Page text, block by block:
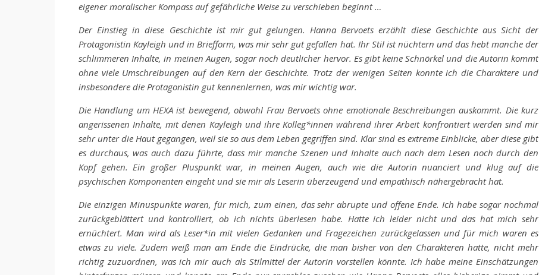
eigener moralischer Kompass auf gefährliche Weise zu verschieben beginnt …
Der Einstieg in diese Geschichte ist mir gut gelungen. Hanna Bervoets erzählt diese Geschichte aus Sicht der
Protagonistin Kayleigh und in Briefform, was mir sehr gut gefallen hat. Ihr Stil ist nüchtern und das hebt manche der
schlimmeren Inhalte, in meinen Augen, sogar noch deutlicher hervor. Es gibt keine Schnörkel und die Autorin kommt
ohne viele Umschreibungen auf den Kern der Geschichte. Trotz der wenigen Seiten konnte ich die Charaktere und
insbesondere die Protagonistin gut kennenlernen, was mir wichtig war.
Die Handlung um HEXA ist bewegend, obwohl Frau Bervoets ohne emotionale Beschreibungen auskommt. Die kurz
angerissenen Inhalte, mit denen Kayleigh und ihre Kolleg*innen während ihrer Arbeit konfrontiert werden sind mir
sehr unter die Haut gegangen, weil sie so aus dem Leben gegriffen sind. Klar sind es extreme Einblicke, aber diese gibt
es durchaus, was auch dazu führte, dass mir manche Szenen und Inhalte auch nach dem Lesen noch durch den
Kopf gehen. Ein großer Pluspunkt war, in meinen Augen, auch wie die Autorin nuanciert und klug auf die
psychischen Komponenten eingeht und sie mir als Leserin überzeugend und empathisch nähergebracht hat.
Die einzigen Minuspunkte waren, für mich, zum einen, das sehr abrupte und offene Ende. Ich habe sogar nochmal
zurückgeblättert und kontrolliert, ob ich nichts überlesen habe. Hatte ich leider nicht und das hat mich sehr
ernüchtert. Man wird als Leser*in mit vielen Gedanken und Fragezeichen zurückgelassen und für mich waren es
etwas zu viele. Zudem weiß man am Ende die Eindrücke, die man bisher von den Charakteren hatte, nicht mehr
richtig zuzuordnen, was ich mir auch als Stilmittel der Autorin vorstellen könnte. Ich habe meine Einschätzungen